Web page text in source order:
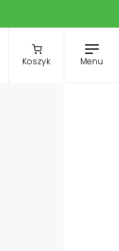
Koszyk Menu